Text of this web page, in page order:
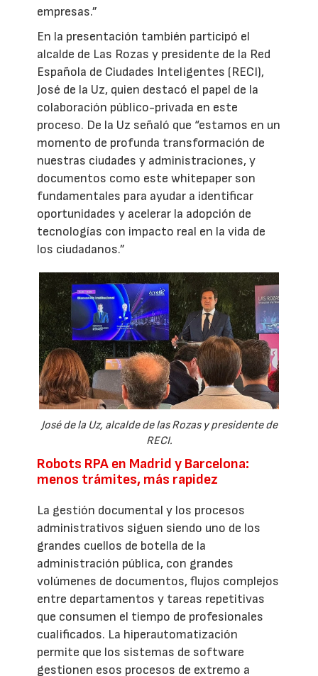
empresas.”
En la presentación también participó el
alcalde de Las Rozas y presidente de la Red
Española de Ciudades Inteligentes (RECI),
José de la Uz, quien destacó el papel de la
colaboración público-privada en este
proceso. De la Uz señaló que “estamos en un
momento de profunda transformación de
nuestras ciudades y administraciones, y
documentos como este whitepaper son
fundamentales para ayudar a identificar
oportunidades y acelerar la adopción de
tecnologías con impacto real en la vida de
los ciudadanos.”
José de la Uz, alcalde de las Rozas y presidente de
RECI.
Robots RPA en Madrid y Barcelona:
menos trámites, más rapidez
La gestión documental y los procesos
administrativos siguen siendo uno de los
grandes cuellos de botella de la
administración pública, con grandes
volúmenes de documentos, flujos complejos
entre departamentos y tareas repetitivas
que consumen el tiempo de profesionales
cualificados. La hiperautomatización
permite que los sistemas de software
gestionen esos procesos de extremo a